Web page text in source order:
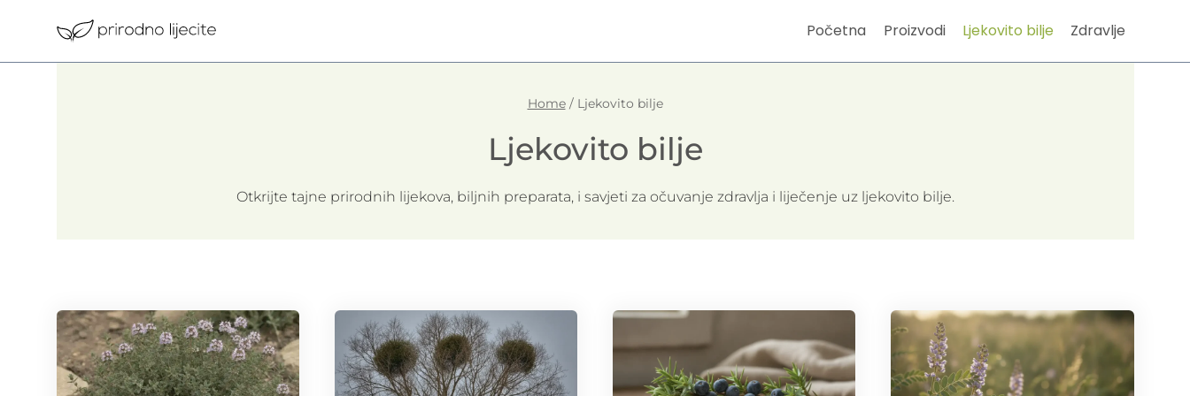
Početna Proizvodi Ljekovito bilje Zdravlje
Home / Ljekovito bilje
Ljekovito bilje
Otkrijte tajne prirodnih lijekova, biljnih preparata, i savjeti za očuvanje zdravlja i liječenje uz ljekovito bilje.